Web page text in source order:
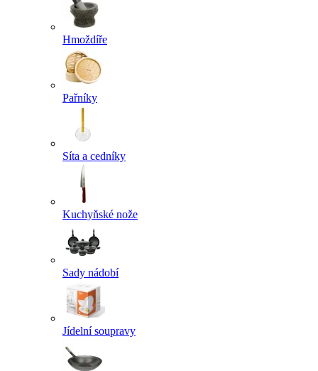
Hmoždíře
Pařníky
Síta a cedníky
Kuchyňské nože
Sady nádobí
Jídelní soupravy